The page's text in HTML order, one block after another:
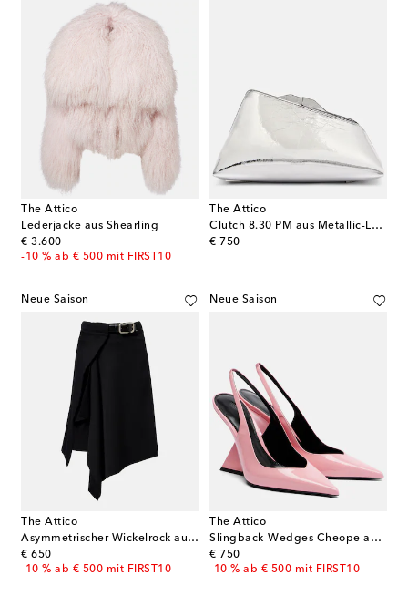
The Attico
Lederjacke aus Shearling
€ 3.600
original price
-10 % ab € 500 mit FIRST10
The Attico
Clutch 8.30 PM aus Metallic-Leder
€ 750
original price
Neue Saison
The Attico
Asymmetrischer Wickelrock aus Schurwolle
€ 650
original price
-10 % ab € 500 mit FIRST10
Neue Saison
The Attico
Slingback-Wedges Cheope aus Leder
€ 750
original price
-10 % ab € 500 mit FIRST10